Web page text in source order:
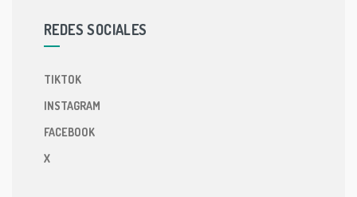
REDES SOCIALES
TIKTOK
INSTAGRAM
FACEBOOK
X